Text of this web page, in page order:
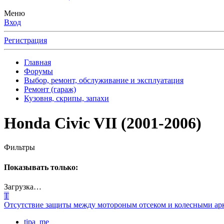
Меню
Вход
Регистрация
Главная
Форумы
Выбор, ремонт, обслуживание и эксплуатация
Ремонт (гараж)
Кузовня, скрипы, запахи
Honda Civic VII (2001-2006)
Фильтры
Показывать только:
Загрузка…
T
Отсутствие защиты между мотороным отсеком и колесными
tipa_me